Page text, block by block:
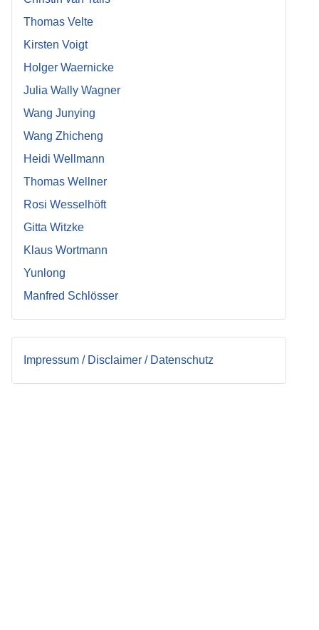
Thomas Velte
Kirsten Voigt
Holger Waernicke
Julia Wally Wagner
Wang Junying
Wang Zhicheng
Heidi Wellmann
Thomas Wellner
Rosi Wesselhöft
Gitta Witzke
Klaus Wortmann
Yunlong
Manfred Schlösser
Impressum / Disclaimer / Datenschutz